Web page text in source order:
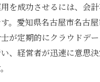
を成功させるには、会
。愛知県名古屋市名古
が定期的にクラウドデ
、経営者が迅速に意思